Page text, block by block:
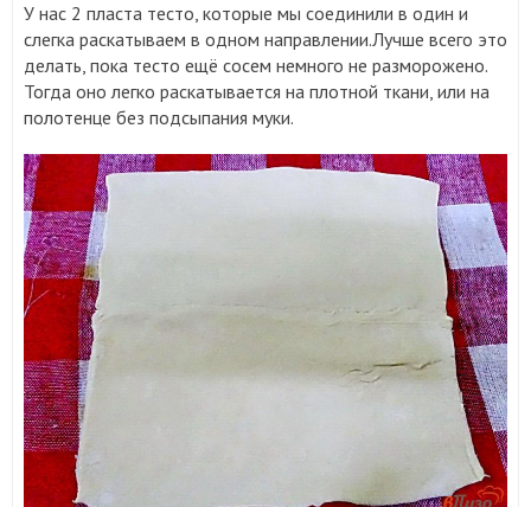
У нас 2 пласта тесто, которые мы соединили в один и
слегка раскатываем в одном направлении.Лучше всего это
делать, пока тесто ещё сосем немного не разморожено.
Тогда оно легко раскатывается на плотной ткани, или на
полотенце без подсыпания муки.